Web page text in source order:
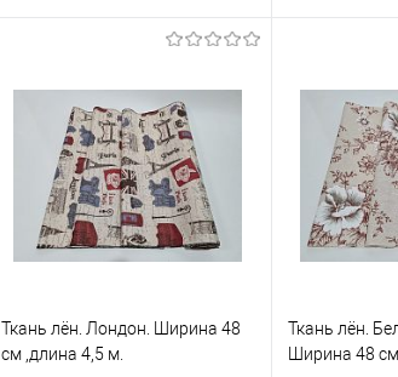
Купить в 1 клик
Сравнение
В избранное
В наличии
Купить в 1
В
Ткань лён. Лондон. Ширина 48
см ,длина 4,5 м.
Ткань лён.
Ширина 48